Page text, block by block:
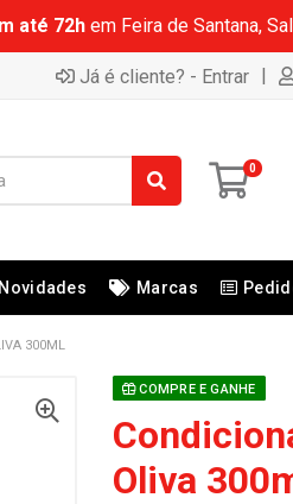
até 72hem Feira de Santana,
Já é cliente? - Entrar |
0
Novidades Marcas
300ML
COMPRE E GANHE
Oliva